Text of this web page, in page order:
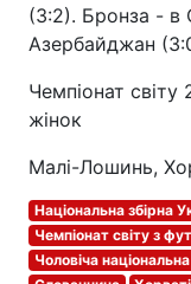
(3:2). Бронза - в
Азербайджан
Чемпіонат
жінок
Малі-Лошинь,
Національна збірна
Чемпіонат світу з
Чоловіча